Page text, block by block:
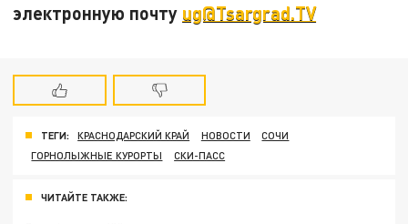
электронную почту ug@Tsargrad.TV
ТЕГИ: КРАСНОДАРСКИЙ КРАЙ НОВОСТИ
СОЧИ
ГОРНОЛЫЖНЫЕ КУРОРТЫ
СКИ-ПАСС
ЧИТАЙТЕ ТАКЖЕ: